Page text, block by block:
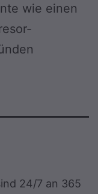
wie einen
24/7 an 365